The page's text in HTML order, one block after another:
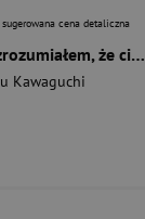
cena detaliczna
Zanim zrozumiałem, że cię kocham. Zanim wystygnie kawa
Kawaguchi